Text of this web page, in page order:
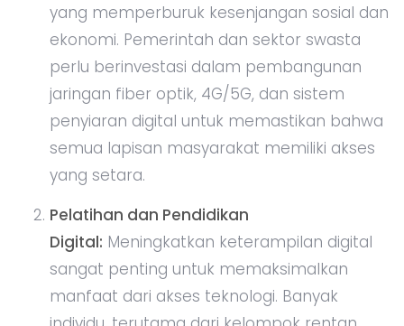
yang memperburuk kesenjangan sosial dan
ekonomi. Pemerintah dan sektor swasta
perlu berinvestasi dalam pembangunan
jaringan fiber optik, 4G/5G, dan sistem
penyiaran digital untuk memastikan bahwa
semua lapisan masyarakat memiliki akses
yang setara.
Pelatihan dan Pendidikan
Digital: Meningkatkan keterampilan digital
sangat penting untuk memaksimalkan
manfaat dari akses teknologi. Banyak